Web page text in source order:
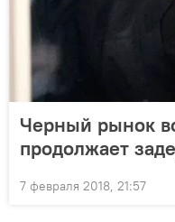
Черный рынок
продолжает
7 февраля 2018, 21:57